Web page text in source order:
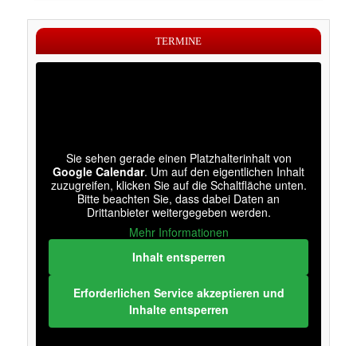
TERMINE
Sie sehen gerade einen Platzhalterinhalt von
Google Calendar. Um auf den eigentlichen Inhalt
zuzugreifen, klicken Sie auf die Schaltfläche unten.
Bitte beachten Sie, dass dabei Daten an
Drittanbieter weitergegeben werden.
Mehr Informationen
Inhalt entsperren
Erforderlichen Service akzeptieren und
Inhalte entsperren